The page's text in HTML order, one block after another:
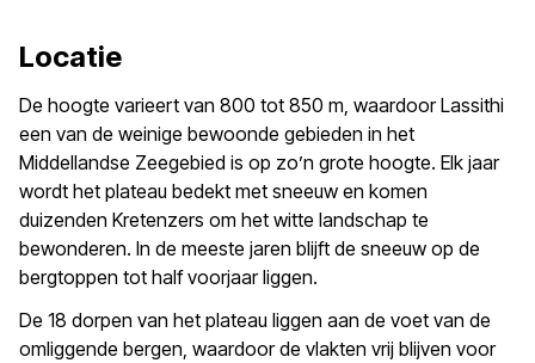
Locatie
De hoogte varieert van 800 tot 850 m, waardoor Lassithi
een van de weinige bewoonde gebieden in het
Middellandse Zeegebied is op zo’n grote hoogte. Elk jaar
wordt het plateau bedekt met sneeuw en komen
duizenden Kretenzers om het witte landschap te
bewonderen. In de meeste jaren blijft de sneeuw op de
bergtoppen tot half voorjaar liggen.
De 18 dorpen van het plateau liggen aan de voet van de
omliggende bergen, waardoor de vlakten vrij blijven voor